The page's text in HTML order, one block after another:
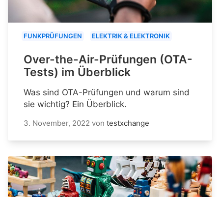
FUNKPRÜFUNGEN ELEKTRIK & ELEKTRONIK
Over-the-Air-Prüfungen (OTA-
Tests) im Überblick
Was sind OTA-Prüfungen und warum sind
sie wichtig? Ein Überblick.
3. November, 2022 von testxchange